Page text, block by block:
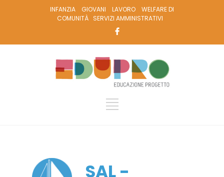
INFANZIA GIOVANI LAVORO
WELFARE DI
COMUNITÀ
SERVIZI AMMINISTRATIVI
SAL -